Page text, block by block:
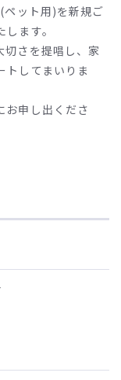
ット用)を新規ご
ます。
切さを提唱し、家
トしてまいりま
お申し出くださ